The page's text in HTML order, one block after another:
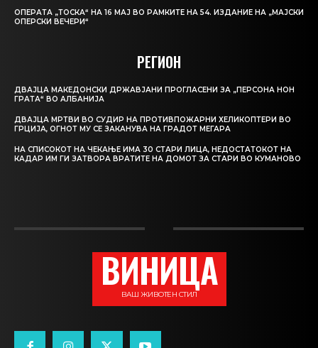
ОПЕРАТА „ТОСКА“ НА 16 МАЈ ВО РАМКИТЕ НА 54. ИЗДАНИЕ НА „МАЈСКИ
ОПЕРСКИ ВЕЧЕРИ“
РЕГИОН
ДВАЈЦА МАКЕДОНСКИ ДРЖАВЈАНИ ПРОГЛАСЕНИ ЗА „ПЕРСОНА НОН
ГРАТА“ ВО АЛБАНИЈА
ДВАЈЦА МРТВИ ВО СУДИР НА ПРОТИВПОЖАРНИ ХЕЛИКОПТЕРИ ВО
ГРЦИЈА, ОГНОТ МУ СЕ ЗАКАНУВА НА ГРАДОТ МЕГАРА
НА СПИСОКОТ НА ЧЕКАЊЕ ИМА 30 СТАРИ ЛИЦА, НЕДОСТАТОКОТ НА
КАДАР ИМ ГИ ЗАТВОРА ВРАТИТЕ НА ДОМОТ ЗА СТАРИ ВО КУМАНОВО
ВИНИЦА
ВАШ ЖИВОТЕН СТИЛ